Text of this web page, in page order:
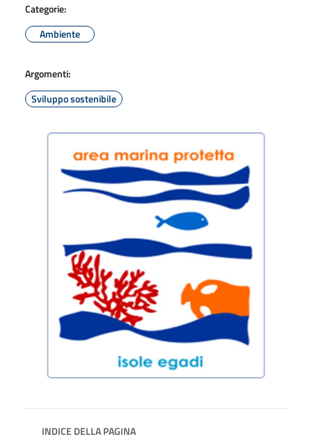
Categorie:
Ambiente
Argomenti:
Sviluppo sostenibile
INDICE DELLA PAGINA